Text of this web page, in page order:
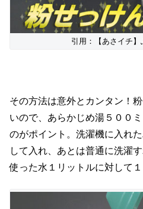
引用：【あさイチ
その方法は意外とカンタン！
いので、あらかじめ湯５００
のがポイント。洗濯機に入れ
して入れ、あとは普通に洗濯
使った水１リットルに対して